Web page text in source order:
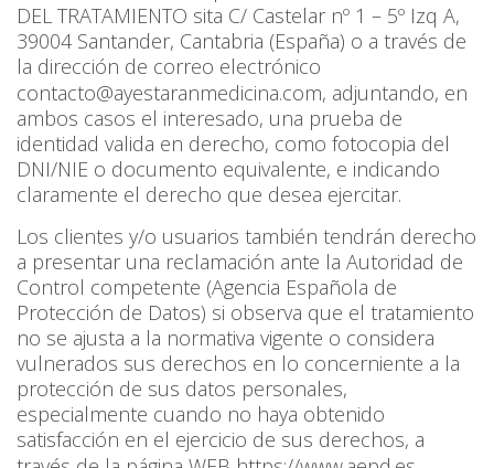
DEL TRATAMIENTO sita C/ Castelar nº 1 – 5º Izq A,
39004 Santander, Cantabria (España) o a través de
la dirección de correo electrónico
contacto@ayestaranmedicina.com, adjuntando, en
ambos casos el interesado, una prueba de
identidad valida en derecho, como fotocopia del
DNI/NIE o documento equivalente, e indicando
claramente el derecho que desea ejercitar.
Los clientes y/o usuarios también tendrán derecho
a presentar una reclamación ante la Autoridad de
Control competente (Agencia Española de
Protección de Datos) si observa que el tratamiento
no se ajusta a la normativa vigente o considera
vulnerados sus derechos en lo concerniente a la
protección de sus datos personales,
especialmente cuando no haya obtenido
satisfacción en el ejercicio de sus derechos, a